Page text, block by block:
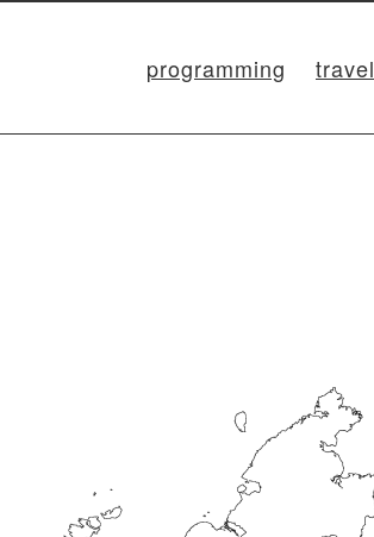
programming travel